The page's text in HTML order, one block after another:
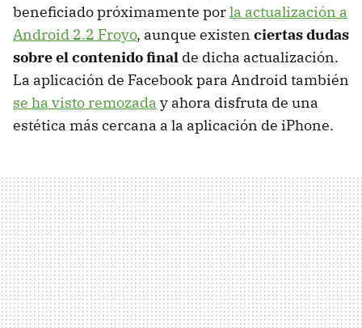
beneficiado próximamente porla actualización a
Android 2.2 Froyo, aunque existen ciertas dudas
sobre el contenido final de dicha actualización.
La aplicación de Facebook para Android también
se ha visto remozada y ahora disfruta de una
estética más cercana a la aplicación de iPhone.